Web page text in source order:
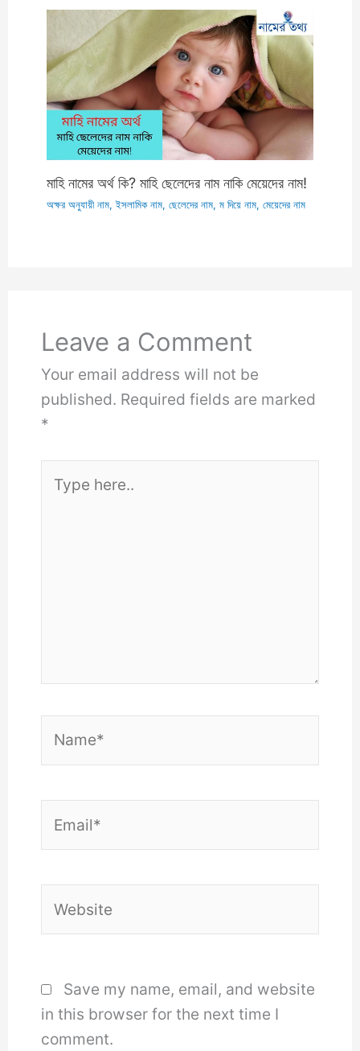
মাহি নামের অর্থ কি? মাহি ছেলেদের নাম নাকি মেয়েদের নাম!
অক্ষর অনুযায়ী নাম,ইসলামিক নাম,ছেলেদের নাম,ম দিয়ে নাম,মেয়েদের নাম
Leave a Comment
Your email address will not be
published. Required fields are marked
*
here..
Save my name, email, and website
in this browser for the next time I
comment.